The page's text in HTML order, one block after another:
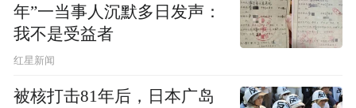
年”一当事人沉默多日发声：
我不是受益者
红星新闻
被核打击81年后，日本广岛